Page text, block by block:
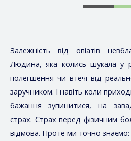
Залежність від опіатів
Людина, яка колись шукала у
полегшення чи втечі від
заручником. І навіть коли
бажання зупинитися, на
страх. Страх перед фізичним
відмова. Проте ми точно знаємо: